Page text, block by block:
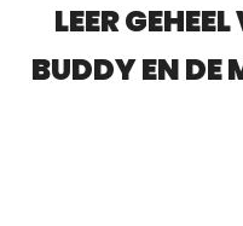
LEER
BUDDY EN DE